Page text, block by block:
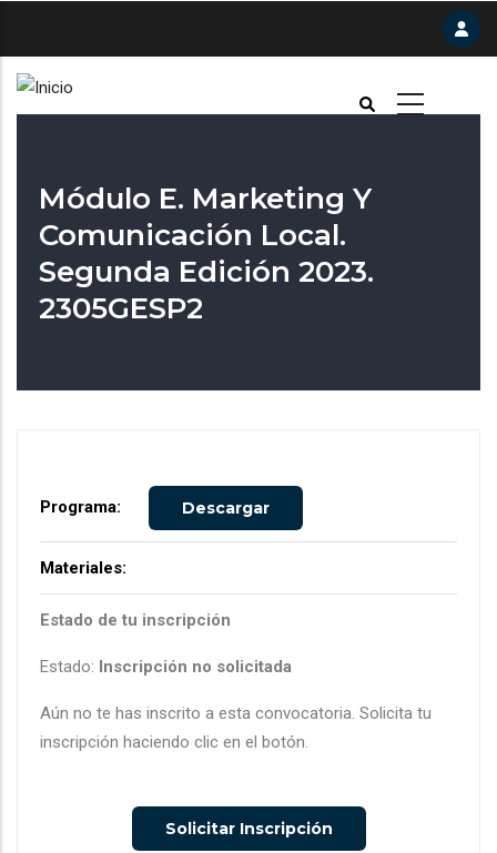
contenido
Módulo E. Marketing Y
Comunicación Local.
Segunda Edición 2023.
2305GESP2
Programa: Descargar
Materiales:
Estado de tu inscripción
Estado: Inscripción no solicitada
Aún no te has inscrito a esta convocatoria. Solicita tu
inscripción haciendo clic en el botón.
Solicitar Inscripción